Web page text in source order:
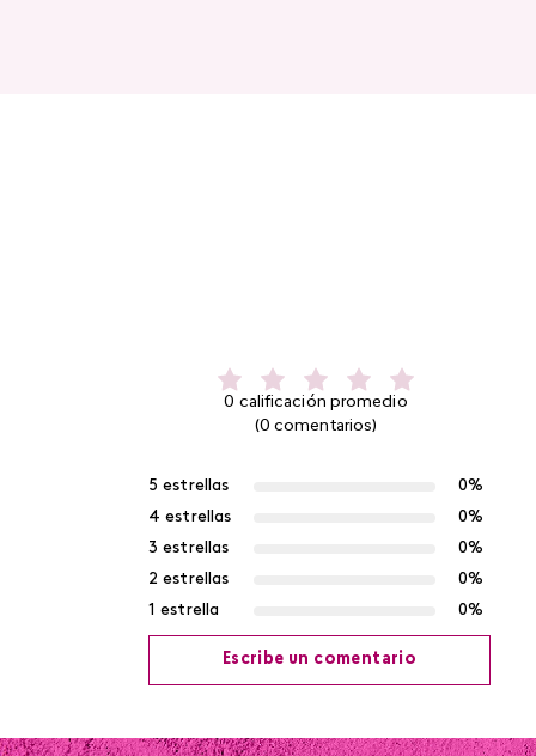
0 calificación promedio
(0 comentarios)
5 estrellas
0%
4 estrellas
0%
3 estrellas
0%
2 estrellas
0%
1 estrella
0%
Escribe un comentario
Agregar comentario